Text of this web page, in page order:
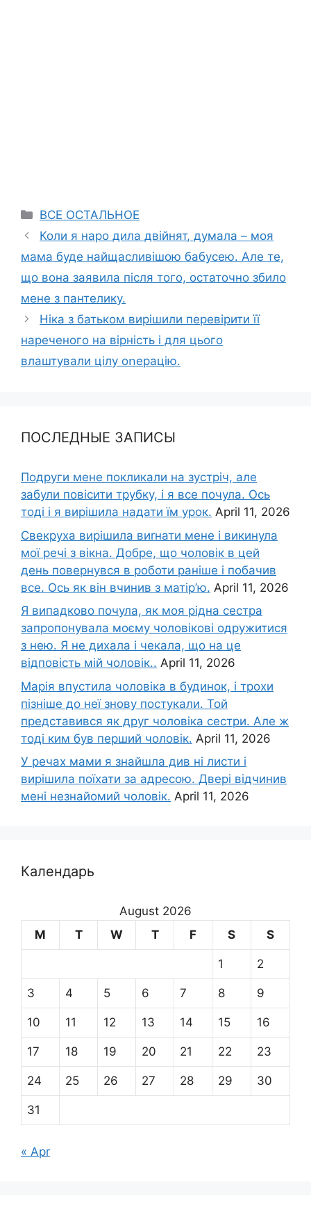
Categories
ВСЕ ОСТАЛЬНОЕ
Коли я наро дила двійнят, думала – моя
мама буде найщасливішою бабусею. Але те,
що вона заявила після того, остаточно збило
мене з пантелику.
Ніка з батьком вирішили перевірити її
нареченого на вірність і для цього
влаштували цілу оոерацію.
ПОСЛЕДНЫЕ ЗАПИСЫ
Подруги мене покликали на зустріч, але
забули повісити трубку, і я все почула. Ось
тоді і я вирішила надати їм урок. April 11, 2026
Свекруха вирішила виrнати мене і викинула
мої речі з вікна. Добре, що чоловік в цей
день повернувся в роботи раніше і побачив
все. Ось як він вчинив з матір’ю. April 11, 2026
Я випадково почула, як моя рідна сестра
запропонувала моєму чоловікові одружитися
з нею. Я не дихала і чекала, що на це
відповість мій чоловік.. April 11, 2026
Марія впустила чоловіка в будинок, і трохи
пізніше до неї знову постукали. Той
представився як друг чоловіка сестри. Але ж
тоді ким був перший чоловік. April 11, 2026
У речах мами я знайшла див ні листи і
вирішила поїхати за адресою. Двері відчинив
мені незнайомий чоловік. April 11, 2026
Календарь
August 2026
M
T W T F S S
1 2
3 4 5 6 7 8 9
10 11 12 13 14 15 16
17 18 19 20 21 22 23
24 25 26 27 28 29 30
31
« Apr